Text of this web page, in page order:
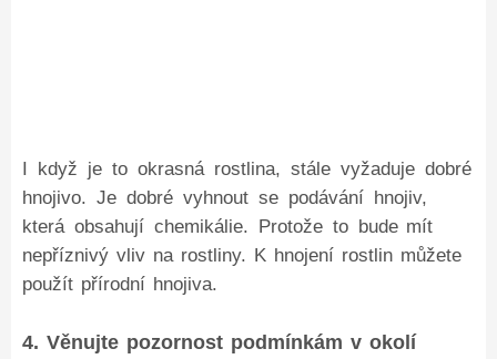
I když je to okrasná rostlina, stále vyžaduje dobré
hnojivo. Je dobré vyhnout se podávání hnojiv,
která obsahují chemikálie. Protože to bude mít
nepříznivý vliv na rostliny. K hnojení rostlin můžete
použít přírodní hnojiva.
4. Věnujte pozornost podmínkám v okolí